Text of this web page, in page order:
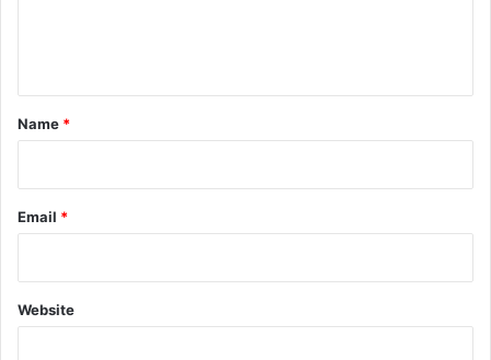
*
Name *
Email *
Website